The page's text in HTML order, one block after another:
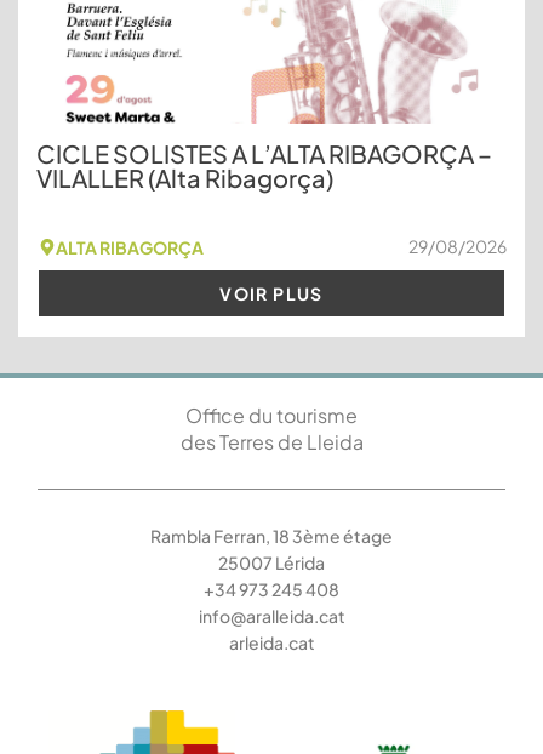
CICLE SOLISTES A L’ALTA RIBAGORÇA –
VILALLER (Alta Ribagorça)
ALTA RIBAGORÇA 29/08/2026
VOIR PLUS
Office du tourisme
des Terres de Lleida
Rambla Ferran, 18 3ème étage
25007 Lérida
+34 973 245 408
info@aralleida.cat
arleida.cat